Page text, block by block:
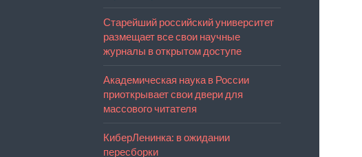
Старейший российский университет
размещает все свои научные
журналы в открытом доступе
Академическая наука в России
приоткрывает свои двери для
массового читателя
КиберЛенинка: в ожидании
пересборки